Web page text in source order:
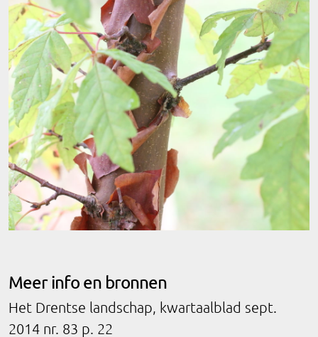
Meer info en bronnen
Het Drentse landschap, kwartaalblad sept.
2014 nr. 83 p. 22